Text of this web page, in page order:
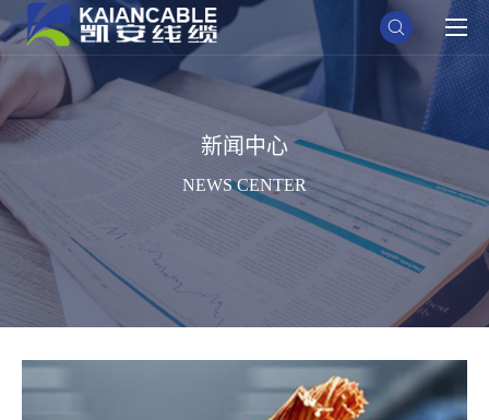
新闻中心
NEWS CENTER